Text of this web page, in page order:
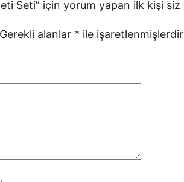
Seti” için yorum yapan ilk kişi siz
Gerekli alanlar * ile işaretlenmişlerdir